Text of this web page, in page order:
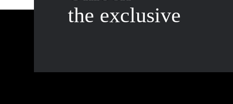
the exclusive